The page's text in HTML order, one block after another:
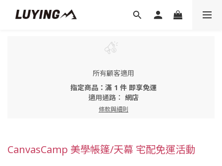
所有顧客適用
指定商品：滿 1 件 即享免運
適用通路： 網店
條款與細則
CanvasCamp 美學帳篷/天幕 宅配免運活動